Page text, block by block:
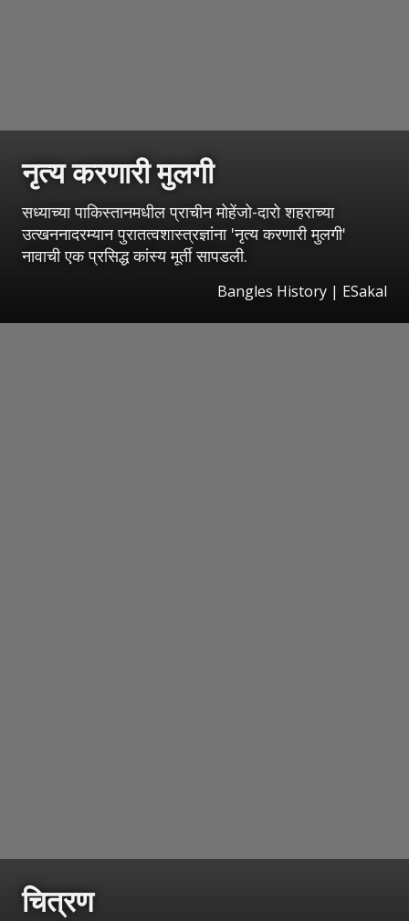
नृत्य करणारी मुलगी
सध्याच्या पाकिस्तानमधील प्राचीन मोहेंजो-दारो शहराच्या
उत्खननादरम्यान पुरातत्वशास्त्रज्ञांना 'नृत्य करणारी मुलगी'
नावाची एक प्रसिद्ध कांस्य मूर्ती सापडली.
Bangles History | ESakal
चित्रण